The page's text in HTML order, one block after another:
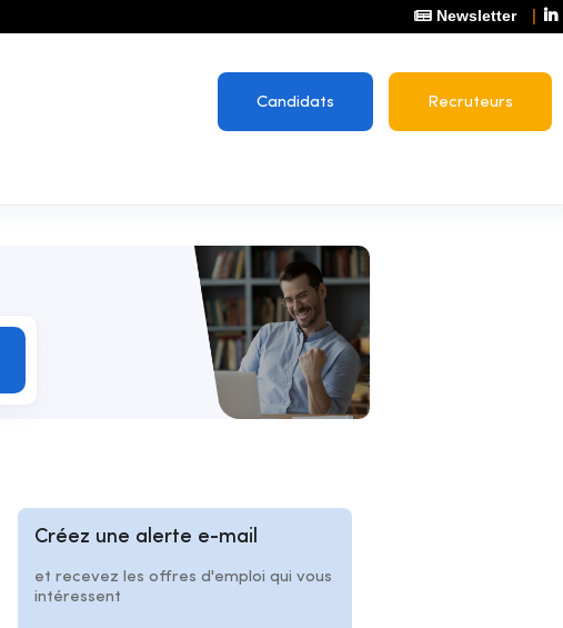
Newsletter
Candidats Recruteurs
Créez une alerte e-mail
et recevez les offres d'emploi qui vous
intéressent